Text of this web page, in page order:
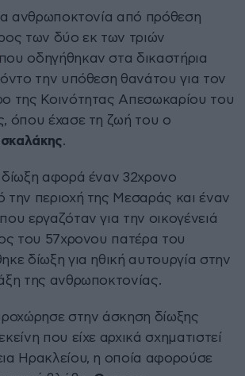
ανθρωποκτονία από πρόθεση
των δύο εκ των τριών
οδηγήθηκαν στα δικαστήρια
την υπόθεση θανάτου για τον
της Κοινότητας Απεσωκαρίου του
όπου έχασε τη ζωή του ο
.
δίωξη αφορά έναν 32χρονο
περιοχή της Μεσαράς και έναν
εργαζόταν για την οικογένειά
του 57χρονου πατέρα του
δίωξη για ηθική αυτουργία στην
της ανθρωποκτονίας.
στην άσκηση δίωξης
που είχε αρχικά σχηματιστεί
Ηρακλείου, η οποία αφορούσε